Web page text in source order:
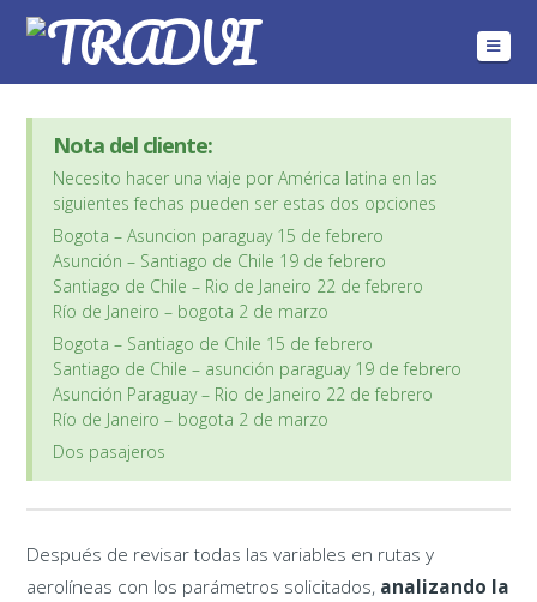
Nota del cliente:
Necesito hacer una viaje por América latina en las
siguientes fechas pueden ser estas dos opciones
Bogota – Asuncion paraguay 15 de febrero
Asunción – Santiago de Chile 19 de febrero
Santiago de Chile – Rio de Janeiro 22 de febrero
Río de Janeiro – bogota 2 de marzo
Bogota – Santiago de Chile 15 de febrero
Santiago de Chile – asunción paraguay 19 de febrero
Asunción Paraguay – Rio de Janeiro 22 de febrero
Río de Janeiro – bogota 2 de marzo
Dos pasajeros
Después de revisar todas las variables en rutas y
aerolíneas con los parámetros solicitados, analizando la